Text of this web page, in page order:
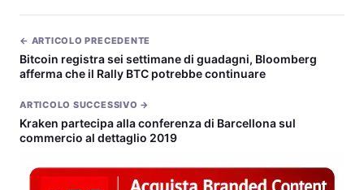
← ARTICOLO PRECEDENTE
Bitcoin registra sei settimane di guadagni, Bloomberg
afferma che il Rally BTC potrebbe continuare
ARTICOLO SUCCESSIVO →
Kraken partecipa alla conferenza di Barcellona sul
commercio al dettaglio 2019